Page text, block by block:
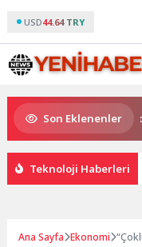
USD44.64 TRY
Son Eklenenler
Kaçırılmayacak
Teknoloji Haberleri
Ana Sayfa Ekonomi